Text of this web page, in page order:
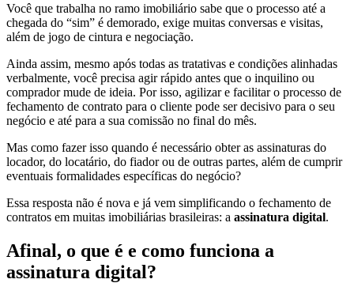
Você que trabalha no ramo imobiliário sabe que o processo até a
chegada do “sim” é demorado, exige muitas conversas e visitas,
além de jogo de cintura e negociação.
Ainda assim, mesmo após todas as tratativas e condições alinhadas
verbalmente, você precisa agir rápido antes que o inquilino ou
comprador mude de ideia. Por isso, agilizar e facilitar o processo de
fechamento de contrato para o cliente pode ser decisivo para o seu
negócio e até para a sua comissão no final do mês.
Mas como fazer isso quando é necessário obter as assinaturas do
locador, do locatário, do fiador ou de outras partes, além de cumprir
eventuais formalidades específicas do negócio?
Essa resposta não é nova e já vem simplificando o fechamento de
contratos em muitas imobiliárias brasileiras: a assinatura digital.
Afinal, o que é e como funciona a
assinatura digital?